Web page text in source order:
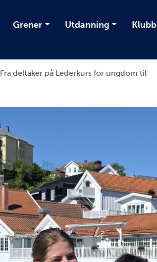
Grener Utdanning Klubb
Fra deltaker på Lederkurs for ungdom til